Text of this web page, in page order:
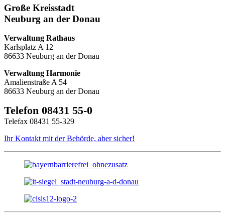
Große Kreisstadt
Neuburg an der Donau
Verwaltung Rathaus
Karlsplatz A 12
86633 Neuburg an der Donau
Verwaltung Harmonie
Amalienstraße A 54
86633 Neuburg an der Donau
Telefon 08431 55-0
Telefax 08431 55-329
Ihr Kontakt mit der Behörde, aber sicher!